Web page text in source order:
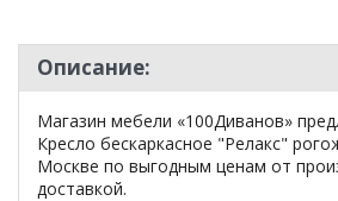
Описание:
Магазин мебели «100Диванов»
Кресло бескаркасное "Релакс"
Москве по выгодным ценам от
доставкой.